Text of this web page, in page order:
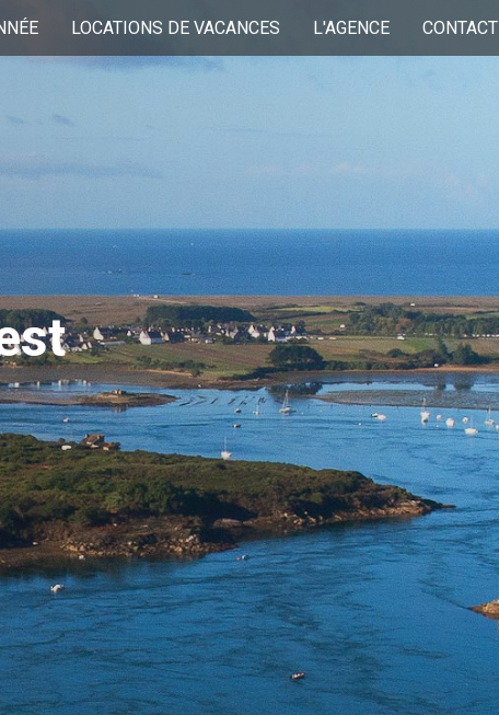
LOCATIONS DE VACANCES L'AGENCE CONTACT